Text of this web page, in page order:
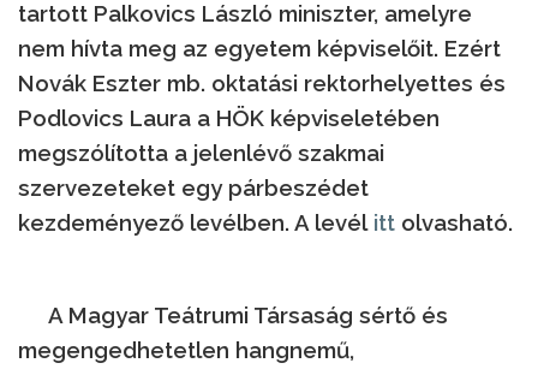
tartott Palkovics László miniszter, amelyre
nem hívta meg az egyetem képviselőit. Ezért
Novák Eszter mb. oktatási rektorhelyettes és
Podlovics Laura a HÖK képviseletében
megszólította a jelenlévő szakmai
szervezeteket egy párbeszédet
kezdeményező levélben. A levél itt olvasható.
A Magyar Teátrumi Társaság sértő és
megengedhetetlen hangnemű,